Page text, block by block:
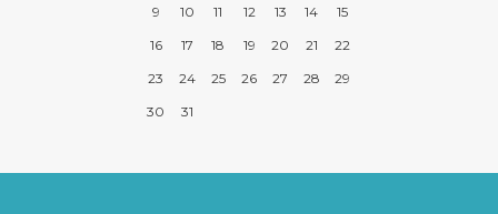
9
10 11 12 13 14
15
16
17 18 19 20 21
22
23
24 25 26 27 28
29
30
31